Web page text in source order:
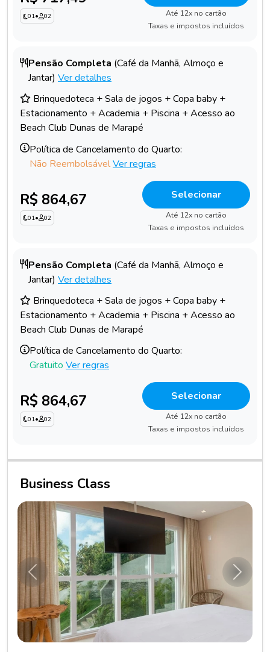
01• 02
Até 12x no cartão
Taxas e impostos incluídos
Pensão Completa (Café da Manhã, Almoço e
Jantar) Ver detalhes
Brinquedoteca + Sala de jogos + Copa baby +
Estacionamento + Academia + Piscina + Acesso ao
Beach Club Dunas de Marapé
Política de Cancelamento do Quarto:
Não ReembolsávelVer regras
R$ 864,67
01• 02
Selecionar
Até 12x no cartão
Taxas e impostos incluídos
Pensão Completa (Café da Manhã, Almoço e
Jantar) Ver detalhes
Brinquedoteca + Sala de jogos + Copa baby +
Estacionamento + Academia + Piscina + Acesso ao
Beach Club Dunas de Marapé
Política de Cancelamento do Quarto:
Gratuito Ver regras
R$ 864,67
01• 02
Selecionar
Até 12x no cartão
Taxas e impostos incluídos
Business Class
Anterior